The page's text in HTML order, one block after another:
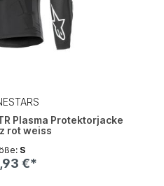
Plasma Protektorjacke
rot weiss
S
€*